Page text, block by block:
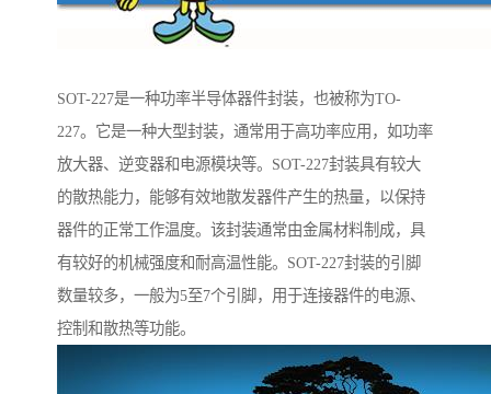
SOT-227是一种功率半导体器件封装，也被称为TO-
227。它是一种大型封装，通常用于高功率应用，如功率
放大器、逆变器和电源模块等。SOT-227封装具有较大
的散热能力，能够有效地散发器件产生的热量，以保持
器件的正常工作温度。该封装通常由金属材料制成，具
有较好的机械强度和耐高温性能。SOT-227封装的引脚
数量较多，一般为5至7个引脚，用于连接器件的电源、
控制和散热等功能。